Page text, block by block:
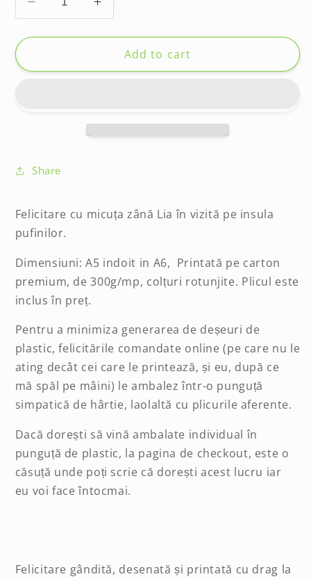
Decrease
quantity
for
2025
Increase
quantity
for
Felicitare
2025
Add to cart
Share
Felicitare cu micuța zână Lia în vizită pe insula
pufinilor.
Dimensiuni: A5 indoit in A6, Printată pe carton
premium, de 300g/mp, colțuri rotunjite. Plicul este
inclus în preț.
Pentru a minimiza generarea de deșeuri de
plastic, felicitările comandate online (pe care nu le
ating decât cei care le printează, și eu, după ce
mă spăl pe mâini) le ambalez într-o punguță
simpatică de hârtie, laolaltă cu plicurile aferente.
Dacă dorești să vină ambalate individual în
punguță de plastic, la pagina de checkout, este o
căsuță unde poți scrie că dorești acest lucru iar
eu voi face întocmai.
Felicitare gândită, desenată și printată cu drag la